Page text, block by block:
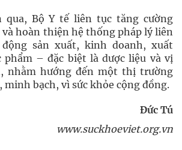
qua, Bộ Y tế liên tục tăng cường
hoàn thiện hệ thống pháp lý liên
sản xuất, kinh doanh, xuất
phẩm – đặc biệt là dược liệu và vị
nhằm hướng đến một thị trường
minh bạch, vì sức khỏe cộng đồng.
Đức Tú
www.suckhoeviet.org.vn